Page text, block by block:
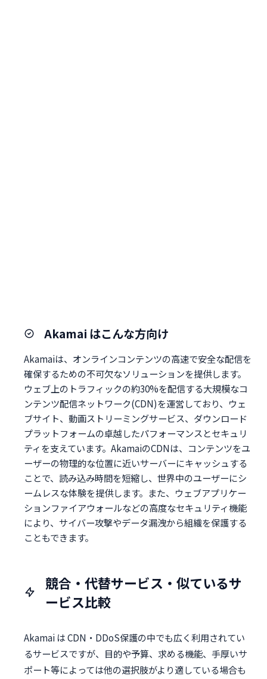
Akamai はこんな方向け
Akamaiは、オンラインコンテンツの高速で安全な配信を
確保するための不可欠なソリューションを提供します。
ウェブ上のトラフィックの約30%を配信する大規模なコ
ンテンツ配信ネットワーク(CDN)を運営しており、ウェ
ブサイト、動画ストリーミングサービス、ダウンロード
プラットフォームの卓越したパフォーマンスとセキュリ
ティを支えています。AkamaiのCDNは、コンテンツをユ
ーザーの物理的な位置に近いサーバーにキャッシュする
ことで、読み込み時間を短縮し、世界中のユーザーにシ
ームレスな体験を提供します。また、ウェブアプリケー
ションファイアウォールなどの高度なセキュリティ機能
により、サイバー攻撃やデータ漏洩から組織を保護する
こともできます。
競合・代替サービス・似ているサ
ービス比較
Akamai は CDN・DDoS保護の中でも広く利用されてい
るサービスですが、目的や予算、求める機能、手厚いサ
ポート等によっては他の選択肢がより適している場合も